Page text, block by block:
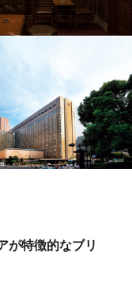
が特徴的なブリ